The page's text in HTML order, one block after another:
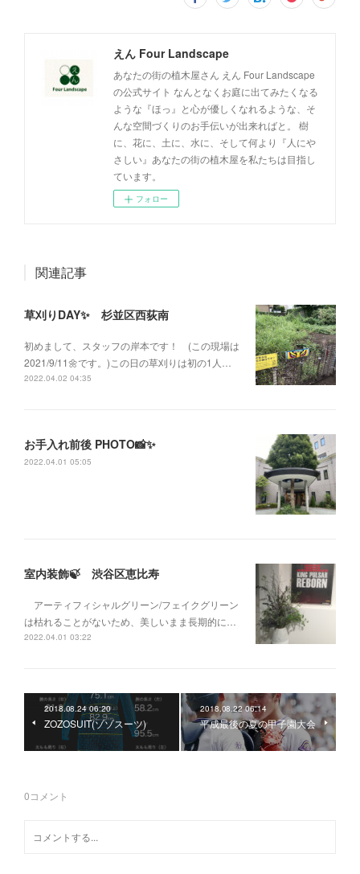
えん Four Landscape
あなたの街の植木屋さん えん Four Landscape
の公式サイト なんとなくお庭に出てみたくなる
ような『ほっ』と心が優しくなれるような、そ
んな空間づくりのお手伝いが出来ればと。 樹
に、花に、土に、水に、そして何より『人にや
さしい』あなたの街の植木屋を私たちは目指し
ています。
フォロー
関連記事
草刈りDAY✨ 杉並区西荻南
初めまして、スタッフの岸本です！ (この現場は
2021/9/11🌼です。)この日の草刈りは初の1人…
2022.04.02 04:35
お手入れ前後 PHOTO📸✨
2022.04.01 05:05
室内装飾🍃 渋谷区恵比寿
アーティフィシャルグリーン/フェイクグリーン
は枯れることがないため、美しいまま長期的に…
2022.04.01 03:22
2018.08.24 06:20
ZOZOSUIT(ゾゾスーツ)
2018.08.22 06:14
平成最後の夏の甲子園大会
0コメント